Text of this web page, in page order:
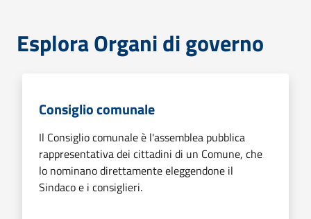
Esplora Organi di governo
Consiglio comunale
Il Consiglio comunale è l'assemblea pubblica
rappresentativa dei cittadini di un Comune, che
lo nominano direttamente eleggendone il
Sindaco e i consiglieri.